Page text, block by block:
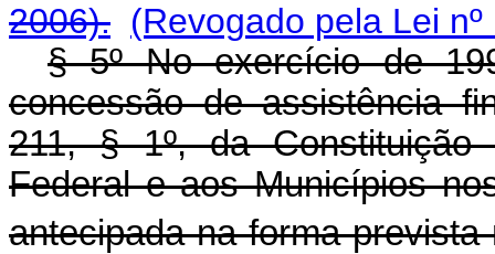
2006). (Revogado pela Lei
§ 5º No exercício de
concessão de assistência
211, § 1º, da
Federal e aos Municípios
antecipada na forma